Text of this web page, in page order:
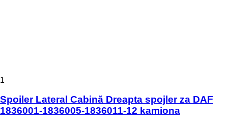
1
Spoiler Lateral Cabină Dreapta spojler za DAF
1836001-1836005-1836011-12 kamiona